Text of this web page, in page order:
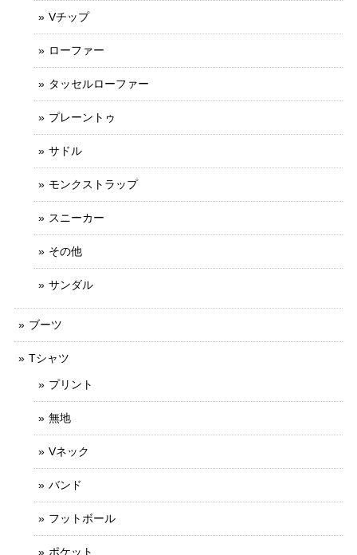
Vチップ
ローファー
タッセルローファー
プレーントゥ
サドル
モンクストラップ
スニーカー
その他
サンダル
ブーツ
Tシャツ
プリント
無地
Vネック
バンド
フットボール
ポケット